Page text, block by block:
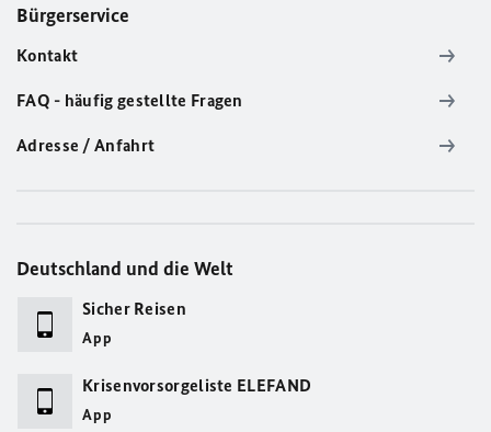
Bürgerservice
Kontakt
FAQ - häufig gestellte Fragen
Adresse / Anfahrt
Deutschland und die Welt
Sicher Reisen
App
Krisenvorsorgeliste ELEFAND
App